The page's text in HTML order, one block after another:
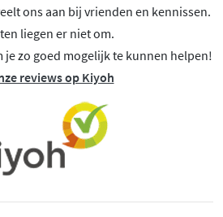
ons aan bij vrienden en kennissen.
liegen er niet om.
je zo goed mogelijk te kunnen helpen!
reviews op Kiyoh